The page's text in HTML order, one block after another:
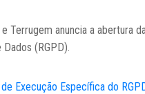
Terrugem anuncia a abertura
(RGPD).
Execução Específica do